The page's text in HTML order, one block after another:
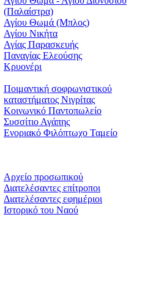
(Παλαίστρα)
Αγίου Θωμά (Μπλος)
Αγίου Νικήτα
Αγίας Παρασκευής
Παναγίας Ελεούσης
Κρυονέρι
Ποιμαντική σοφρωνιστικού
καταστήματος Νιγρίτας
Κοινωνικό Παντοπωλείο
Συσσίτιο Αγάπης
Ενοριακό Φιλόπτωχο Ταμείο
Αρχείο προσωπικού
Διατελέσαντες επίτροποι
Διατελέσαντες εφημέριοι
Ιστορικό του Ναού